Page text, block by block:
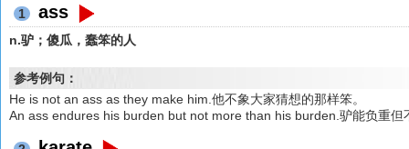
1 ass
n.驴；傻瓜，蠢笨的人
参考例句：
He is not an ass as they make him.他不象大家猜想的那样笨。
An ass endures his burden but not more than his burden.驴能负重但